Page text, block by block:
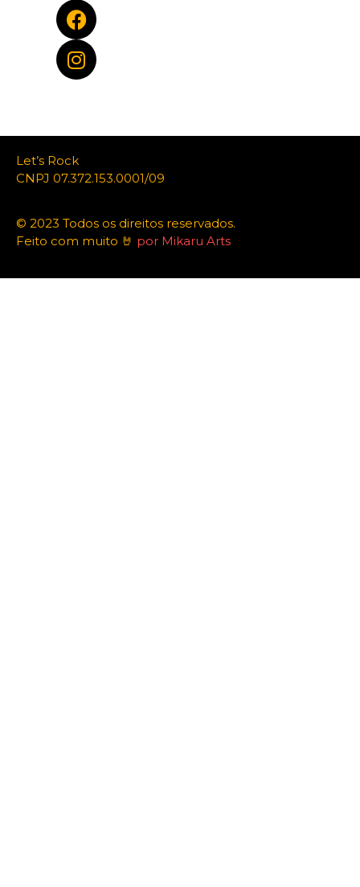
Let’s Rock
CNPJ 07.372.153.0001/09
© 2023 Todos os direitos reservados.
Feito com muito 🤘 por Mikaru Arts